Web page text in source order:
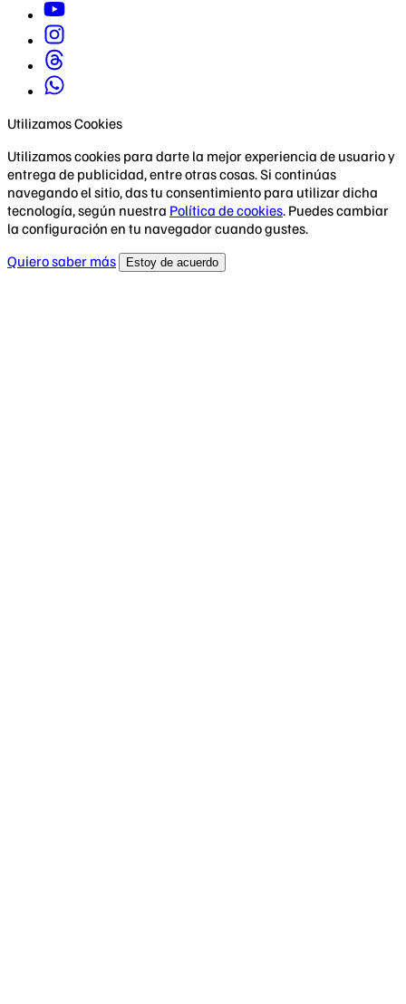
Utilizamos Cookies
Utilizamos cookies para darte la mejor experiencia de usuario y
entrega de publicidad, entre otras cosas. Si continúas
navegando el sitio, das tu consentimiento para utilizar dicha
tecnología, según nuestra Política de cookies. Puedes cambiar
la configuración en tu navegador cuando gustes.
Quiero saber más
Estoy de acuerdo